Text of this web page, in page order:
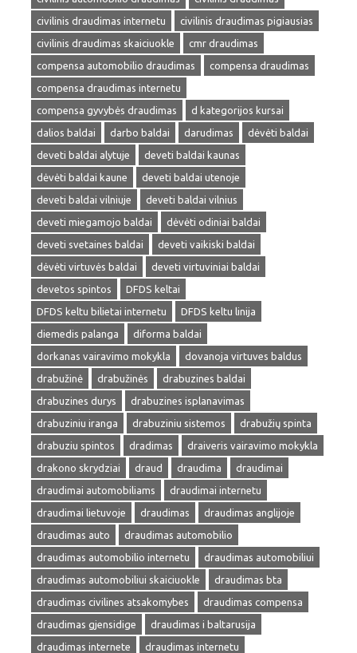
civilinis draudimas internetu
civilinis draudimas pigiausias
civilinis draudimas skaiciuokle
cmr draudimas
compensa automobilio draudimas
compensa draudimas
compensa draudimas internetu
compensa gyvybės draudimas
d kategorijos kursai
dalios baldai
darbo baldai darudimas
dėvėti baldai
deveti baldai alytuje
deveti baldai kaunas
dėvėti baldai kaune
deveti baldai utenoje
deveti baldai vilniuje
deveti baldai vilnius
deveti miegamojo baldai
dėvėti odiniai baldai
deveti svetaines baldai
deveti vaikiski baldai
dėvėti virtuvės baldai
deveti virtuviniai baldai
devetos spintos
DFDS keltai
DFDS keltu bilietai internetu
DFDS keltu linija
diemedis palanga
diforma baldai
dorkanas vairavimo mokykla
dovanoja virtuves baldus
drabužinė
drabužinės
drabuzines baldai
drabuzines durys
drabuzines isplanavimas
drabuziniu iranga
drabuziniu sistemos
drabužių spinta
drabuziu spintos
dradimas
draiveris vairavimo mokykla
drakono skrydziai
draud draudima
draudimai
draudimai automobiliams
draudimai internetu
draudimai lietuvoje
draudimas
draudimas anglijoje
draudimas auto
draudimas automobilio
draudimas automobilio internetu
draudimas automobiliui
draudimas automobiliui skaiciuokle
draudimas bta
draudimas civilines atsakomybes
draudimas compensa
draudimas gjensidige
draudimas i baltarusija
draudimas internete
draudimas internetu